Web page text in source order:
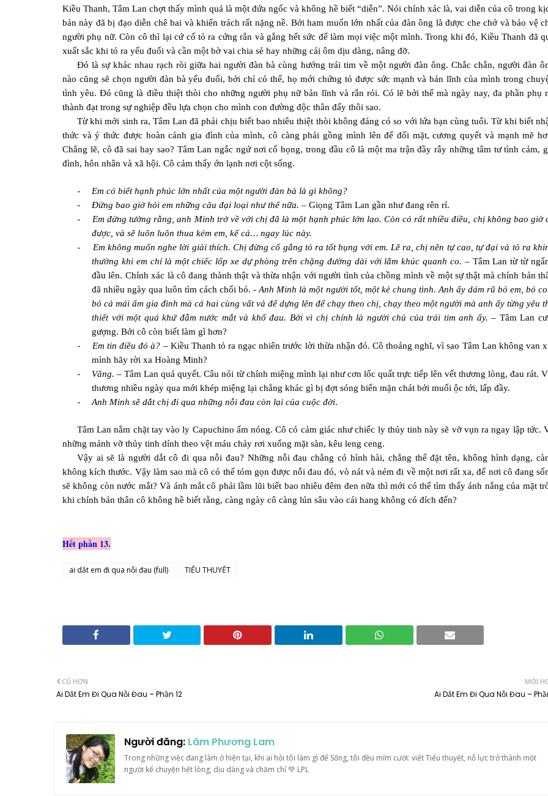
Kiều Thanh, Tâm Lan chợt thấy mình quả là một đứa ngốc và không hề biết “diễn”. Nói chính xác là, vai diễn của cô trong
bản này đã bị đạo diễn chê bai và khiển trách rất nặng nề. Bởi ham muốn lớn nhất của đàn ông là được che chở và bảo vệ
người phụ nữ. Còn cô thì lại cứ cố tỏ ra cứng rắn và gắng hết sức để làm mọi việc một mình. Trong khi đó, Kiều Thanh đã
xuất sắc khi tỏ ra yếu đuối và cần một bờ vai chia sẻ hay những cái ôm dịu dàng, nâng đỡ.
Đó là sự khác nhau rạch ròi giữa hai người đàn bà cùng hướng trái tim về một người đàn ông. Chắc chắn, người đàn
nào cũng sẽ chọn người đàn bà yếu đuối, bởi chỉ có thế, họ mới chứng tỏ được sức mạnh và bản lĩnh của mình trong
tình yêu. Đó cũng là điều thiệt thòi cho những người phụ nữ bản lĩnh và rắn rỏi. Có lẽ bởi thế mà ngày nay, đa phần phụ
thành đạt trong sự nghiệp đều lựa chọn cho mình con đường độc thân đấy thôi sao.
Từ khi mới sinh ra, Tâm Lan đã phải chịu biết bao nhiêu thiệt thòi không đáng có so với lứa bạn cùng tuổi. Từ khi biết
thức và ý thức được hoàn cảnh gia đình của mình, cô càng phải gồng mình lên để đối mặt, cương quyết và mạnh mẽ
Chẳng lẽ, cô đã sai hay sao? Tâm Lan ngắc ngứ nơi cổ họng, trong đầu cô là một ma trận đầy rẫy những tâm tư tình cảm,
đình, hôn nhân và xã hội. Cô cảm thấy ớn lạnh nơi cột sống.
- Em có biết hạnh phúc lớn nhất của một người đàn bà là gì không?
- Đừng bao giờ hỏi em những câu đại loại như thế nữa. – Giọng Tâm Lan gần như đang rên rỉ.
-
Em đừng tưởng rằng, anh Minh trở về với chị đã là một hạnh phúc lớn lao. Còn có rất nhiều điều, chị không bao giờ
được, và sẽ luôn luôn thua kém em, kể cả… ngay lúc này.
-
Em không muốn nghe lời giải thích. Chị đừng cố gắng tỏ ra tốt bụng với em. Lẽ ra, chị nên tự cao, tự đại và tỏ ra
thường khi em chỉ là một chiếc lốp xe dự phòng trên chặng đường dài với lắm khúc quanh co. – Tâm Lan từ từ
đầu lên. Chính xác là cô đang thành thật và thừa nhận với người tình của chồng mình về một sự thật mà chính bản
đã nhiều ngày qua luôn tìm cách chối bỏ. -Anh Minh là một người tốt, một kẻ chung tình. Anh ấy dám rũ bỏ em, bỏ
bỏ cả mái ấm gia đình mà cả hai cùng vất vả để dựng lên để chạy theo chị, chạy theo một người mà anh ấy từng yêu
thiết với một quá khứ đẫm nước mắt và khổ đau. Bởi vì chị chính là người chủ của trái tim anh ấy. – Tâm Lan
gượng. Bởi cô còn biết làm gì hơn?
- Em tin điều đó à? – Kiều Thanh tỏ ra ngạc nhiên trước lời thừa nhận đó. Cô thoáng nghĩ, vì sao Tâm Lan không van
mình hãy rời xa Hoàng Minh?
- Vâng. –Tâm Lan quả quyết. Câu nói từ chính miệng mình lại như cơn lốc quất trực tiếp lên vết thương lòng, đau rát.
thương nhiều ngày qua mới khép miệng lại chẳng khác gì bị đợt sóng biển mặn chát bởi muối ộc tới, lấp đầy.
- Anh Minh sẽ dắt chị đi qua những nỗi đau còn lại của cuộc đời.
Tâm Lan nắm chặt tay vào ly Capuchino ấm nóng. Cô có cảm giác như chiếc ly thủy tinh này sẽ vỡ vụn ra ngay lập tức.
những mảnh vỡ thủy tinh dính theo vệt máu chảy rơi xuống mặt sàn, kêu leng ceng.
Vậy ai sẽ là người dắt cô đi qua nỗi đau? Những nỗi đau chẳng có hình hài, chẳng thể đặt tên, không hình dạng,
không kích thước. Vậy làm sao mà cô có thể tóm gọn được nỗi đau đó, vò nát và ném đi về một nơi rất xa, để nơi cô đang
sẽ không còn nước mắt? Và ánh mắt cô phải lầm lũi biết bao nhiêu đêm đen nữa thì mới có thể tìm thấy ánh nắng của mặt
khi chính bản thân cô không hề biết rằng, càng ngày cô càng lún sâu vào cái hang không có đích đến?
Hết phần 13.
ai dắt em đi qua nỗi đau (full) TIỂU THUYẾT
MỚI
Ai Dắt Em Đi Qua Nỗi Đau –
CŨ HƠN
Ai Dắt Em Đi Qua Nỗi Đau – Phần 12
Người đăng: Lâm Phương Lam
Trong những việc đang làm ở hiện tại, khi ai hỏi tôi làm gì để Sống, tôi đều mỉm cười: viết Tiểu thuyết, nỗ lực trở thành một
người kể chuyện hết lòng, dịu dàng và chăm chỉ 💚 LPL